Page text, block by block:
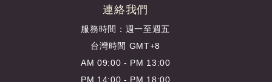
連絡我們
服務時間：週一至週五
台灣時間 GMT+8
AM 09:00 - PM 13:00
PM 14:00 - PM 18:00